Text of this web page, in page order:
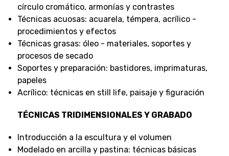
círculo cromático, armonías y contrastes
Técnicas acuosas: acuarela, témpera, acrílico -
procedimientos y efectos
Técnicas grasas: óleo - materiales, soportes y
procesos de secado
Soportes y preparación: bastidores, imprimaturas,
papeles
Acrílico: técnicas en still life, paisaje y figuración
TÉCNICAS TRIDIMENSIONALES Y GRABADO
Introducción a la escultura y el volumen
Modelado en arcilla y pastina: técnicas básicas